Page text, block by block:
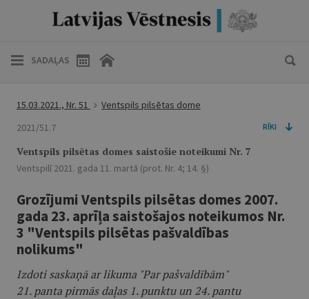
SADAĻAS
15.03.2021., Nr. 51
Ventspils pilsētas dome
2021/51.7
RĪKI
Ventspils pilsētas domes saistošie noteikumi Nr. 7
Ventspilī 2021. gada 11. martā (prot. Nr. 4; 14. §)
Grozījumi Ventspils pilsētas domes 2007.
gada 23. aprīļa saistošajos noteikumos Nr.
3 "Ventspils pilsētas pašvaldības
nolikums"
Izdoti saskaņā ar likuma "Par pašvaldībām"
21. panta pirmās daļas 1. punktu un 24. pantu